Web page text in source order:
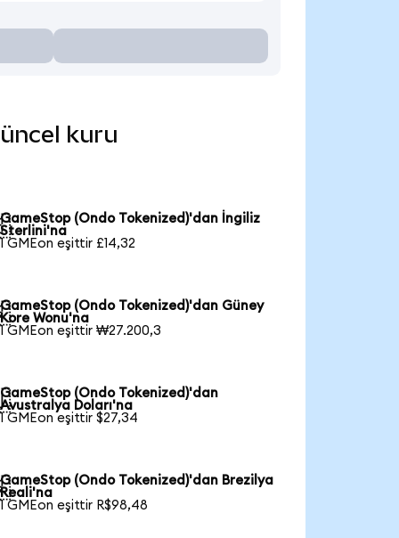
kuru
GameStop (Ondo Tokenized)'dan İngiliz
Sterlini'na
1 GMEon eşittir £14,32
GameStop (Ondo Tokenized)'dan Güney
Kore Wonu'na
1 GMEon eşittir ₩27.200,3
GameStop (Ondo Tokenized)'dan
Avustralya Doları'na
1 GMEon eşittir $27,34
GameStop (Ondo Tokenized)'dan Brezilya
Reali'na
1 GMEon eşittir R$98,48